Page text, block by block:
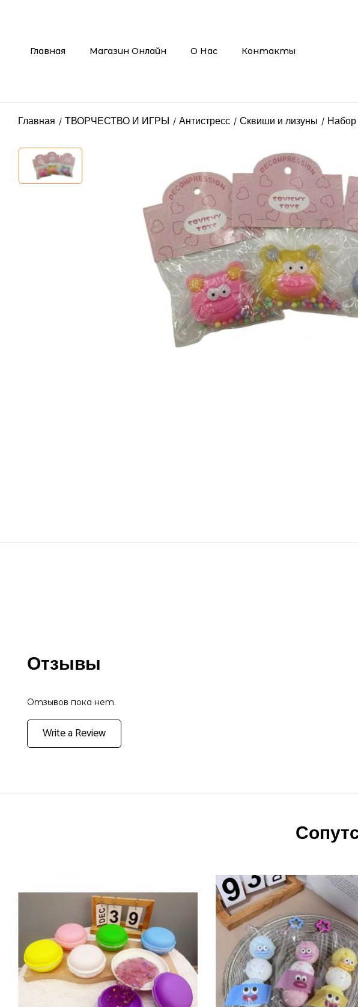
Главная Магазин Онлайн О Нас Контакты
Главная ТВОРЧЕСТВО И ИГРЫ Антистресс Сквиши и лизуны Набор
Отзывы
Отзывов пока нет.
Write a Review